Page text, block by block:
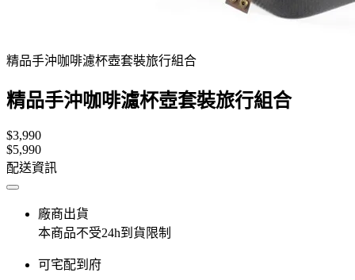
精品手沖咖啡濾杯壺套裝旅行組合
精品手沖咖啡濾杯壺套裝旅行組合
$3,990
$5,990
配送資訊
廠商出貨
本商品不受24h到貨限制
可宅配到府